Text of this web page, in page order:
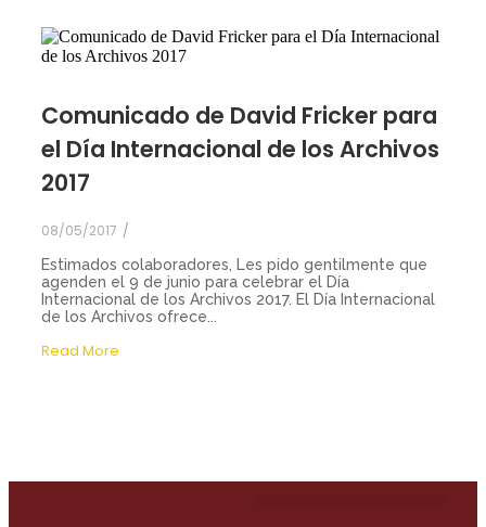
Comunicado de David Fricker para
el Día Internacional de los Archivos
2017
08/05/2017 /
Estimados colaboradores, Les pido gentilmente que
agenden el 9 de junio para celebrar el Día
Internacional de los Archivos 2017. El Día Internacional
de los Archivos ofrece...
Read More